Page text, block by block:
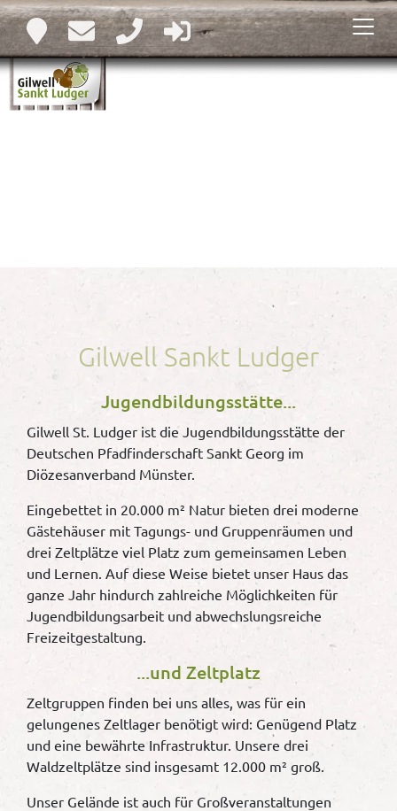
Gilwell Sankt Ludger
Jugendbildungsstätte...
Gilwell St. Ludger ist die Jugendbildungsstätte der
Deutschen Pfadfinderschaft Sankt Georg im
Diözesanverband Münster.
Eingebettet in 20.000 m² Natur bieten drei moderne
Gästehäuser mit Tagungs- und Gruppenräumen und
drei Zeltplätze viel Platz zum gemeinsamen Leben
und Lernen. Auf diese Weise bietet unser Haus das
ganze Jahr hindurch zahlreiche Möglichkeiten für
Jugendbildungsarbeit und abwechslungsreiche
Freizeitgestaltung.
...und Zeltplatz
Zeltgruppen finden bei uns alles, was für ein
gelungenes Zeltlager benötigt wird: Genügend Platz
und eine bewährte Infrastruktur. Unsere drei
Waldzeltplätze sind insgesamt 12.000 m² groß.
Unser Gelände ist auch für Großveranstaltungen